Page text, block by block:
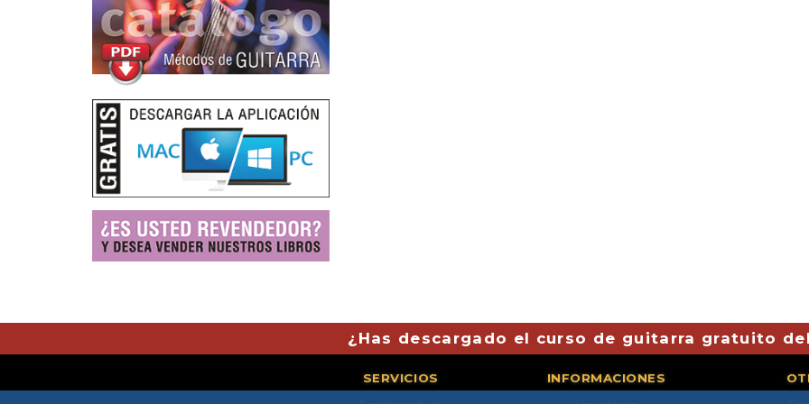
¿Has descargado el curso de guitarra gratuito
SERVICIOS INFORMACIONES